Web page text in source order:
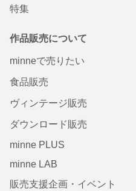
特集
作品販売について
minneで売りたい
食品販売
ヴィンテージ販売
ダウンロード販売
minne PLUS
minne LAB
販売支援企画・イベント